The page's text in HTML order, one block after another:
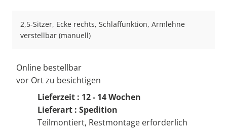
2,5-Sitzer, Ecke rechts, Schlaffunktion, Armlehne
verstellbar (manuell)
Online bestellbar
vor Ort zu besichtigen
Lieferzeit : 12 - 14 Wochen
Lieferart : Spedition
Teilmontiert, Restmontage erforderlich